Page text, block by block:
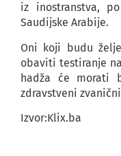
iz inostranstva,
Saudijske Arabije.
Oni koji budu
obaviti testiranje
hadža će morati
zdravstveni
Izvor:Klix.ba